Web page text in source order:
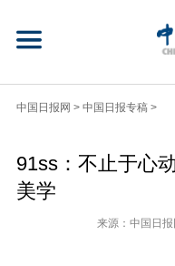
中国日报网 > 中国日报专稿 >
91ss：不止于心
美学
来源：中国日报